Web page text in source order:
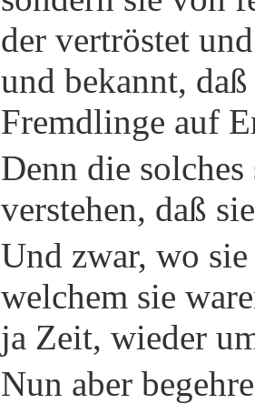
der vertröstet
und bekannt,
Fremdlinge auf
Denn die solches
verstehen, daß
Und zwar, wo
welchem sie
ja Zeit, wieder
Nun aber